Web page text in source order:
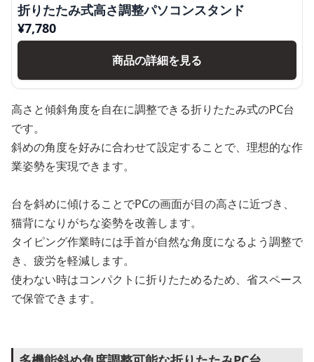
折りたたみ式高さ調整パソコンスタンド
¥7,780
商品の詳細を見る
高さと傾斜角度を自在に調整できる折りたたみ式のPC台
です。
斜めの角度を好みに合わせて設定することで、理想的な作
業姿勢を実現できます。
台を斜めに傾けることでPCの画面が目の高さに近づき、
猫背になりがちな姿勢を改善します。
タイピング作業時には手首が自然な角度になるよう調整で
き、疲労を軽減します。
使わない時はコンパクトに折りたためるため、省スペース
で保管できます。